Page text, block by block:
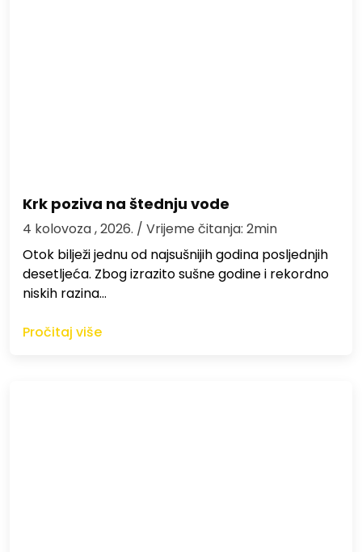
Krk poziva na štednju vode
4 kolovoza , 2026. / Vrijeme čitanja: 2min
Otok bilježi jednu od najsušnijih godina posljednjih
desetljeća. Zbog izrazito sušne godine i rekordno
niskih razina…
Pročitaj više